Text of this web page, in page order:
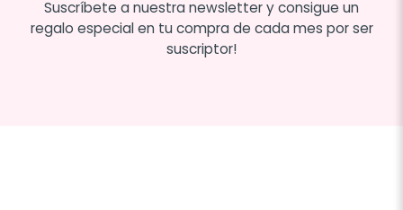
Suscríbete a nuestra newsletter y consigue un
regalo especial en tu compra de cada mes por ser
suscriptor!